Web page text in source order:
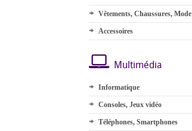
Vêtements, Chaussures, Mode
Accessoires
Multimédia
Informatique
Consoles, Jeux vidéo
Téléphones, Smartphones